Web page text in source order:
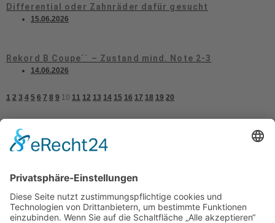
Differential oder Zahnräder dafür gesucht
15.06.2026
Rekord B Coupe´´ – Zustand mind. Note 2-3
14.06.2026
1 2 3 4 5 6 7 8 9 10 11 12 13 14 15 16 17 18 19 20
Kontakt
Mitgliederbereich